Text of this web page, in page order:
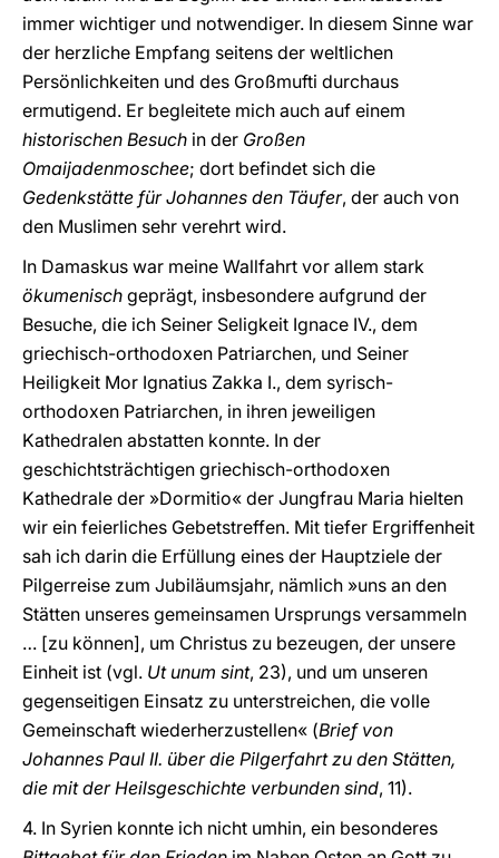
immer wichtiger und notwendiger. In diesem Sinne war
der herzliche Empfang seitens der weltlichen
Persönlichkeiten und des Großmufti durchaus
ermutigend. Er begleitete mich auch auf einem
historischen Besuch in der Großen
Omaijadenmoschee; dort befindet sich die
Gedenkstätte für Johannes den Täufer, der auch von
den Muslimen sehr verehrt wird.
In Damaskus war meine Wallfahrt vor allem stark
ökumenisch geprägt, insbesondere aufgrund der
Besuche, die ich Seiner Seligkeit Ignace IV., dem
griechisch-orthodoxen Patriarchen, und Seiner
Heiligkeit Mor Ignatius Zakka I., dem syrisch-
orthodoxen Patriarchen, in ihren jeweiligen
Kathedralen abstatten konnte. In der
geschichtsträchtigen griechisch-orthodoxen
Kathedrale der »Dormitio« der Jungfrau Maria hielten
wir ein feierliches Gebetstreffen. Mit tiefer Ergriffenheit
sah ich darin die Erfüllung eines der Hauptziele der
Pilgerreise zum Jubiläumsjahr, nämlich »uns an den
Stätten unseres gemeinsamen Ursprungs versammeln
… [zu können], um Christus zu bezeugen, der unsere
Einheit ist (vgl. Ut unum sint, 23), und um unseren
gegenseitigen Einsatz zu unterstreichen, die volle
Gemeinschaft wiederherzustellen« (Brief von
Johannes Paul II. über die Pilgerfahrt zu den Stätten,
die mit der Heilsgeschichte verbunden sind, 11).
4. In Syrien konnte ich nicht umhin, ein besonderes